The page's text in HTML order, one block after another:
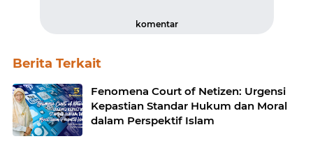
komentar
Berita Terkait
Fenomena Court of Netizen: Urgensi
Kepastian Standar Hukum dan Moral
dalam Perspektif Islam